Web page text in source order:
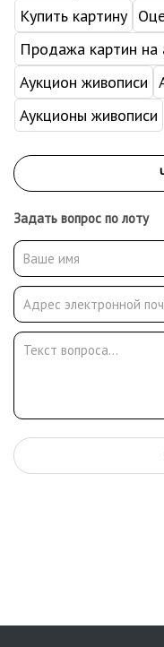
Купить картину
Продажа картин на
Аукцион живописи
Аукционы живописи
Задать вопрос по лоту